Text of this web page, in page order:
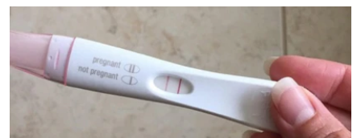
СИБИРЬ.РЕАЛИИ
РАСПИСАНИЕ ВЕЩАНИЯ
ПОДПИШИТЕСЬ НА РАССЫЛКУ